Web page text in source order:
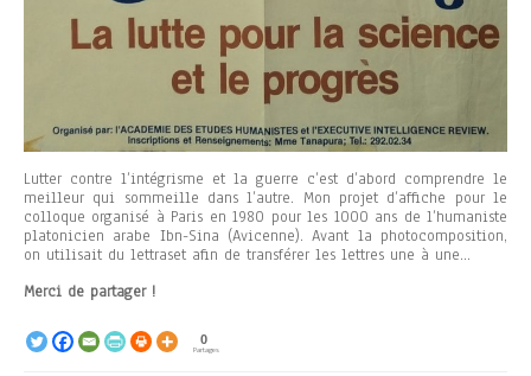
Lutter contre l’intégrisme et la guerre c’est d’abord comprendre le
meilleur qui sommeille dans l’autre. Mon projet d’affiche pour le
colloque organisé à Paris en 1980 pour les 1000 ans de l’humaniste
platonicien arabe Ibn-Sina (Avicenne). Avant la photocomposition,
on utilisait du lettraset afin de transférer les lettres une à une…
Merci de partager !
0
Partages